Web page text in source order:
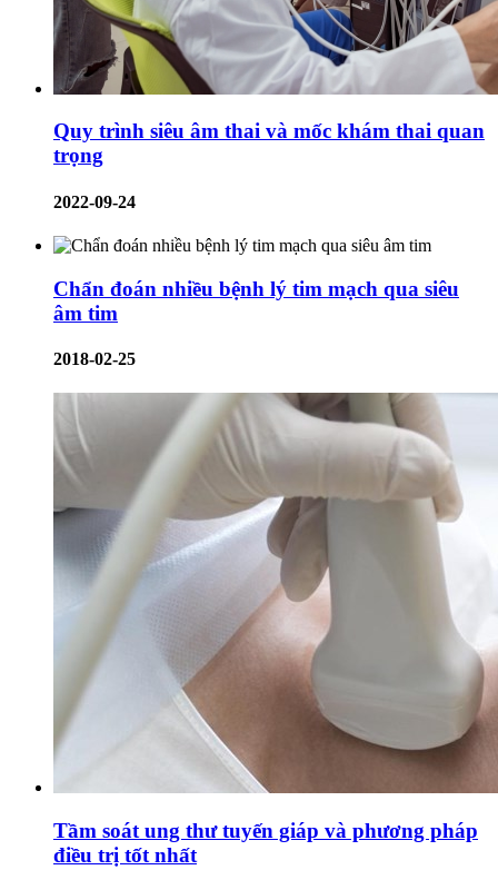
Quy trình siêu âm thai và mốc khám thai quan
trọng
2022-09-24
Chẩn đoán nhiều bệnh lý tim mạch qua siêu
âm tim
2018-02-25
Tầm soát ung thư tuyến giáp và phương pháp
điều trị tốt nhất